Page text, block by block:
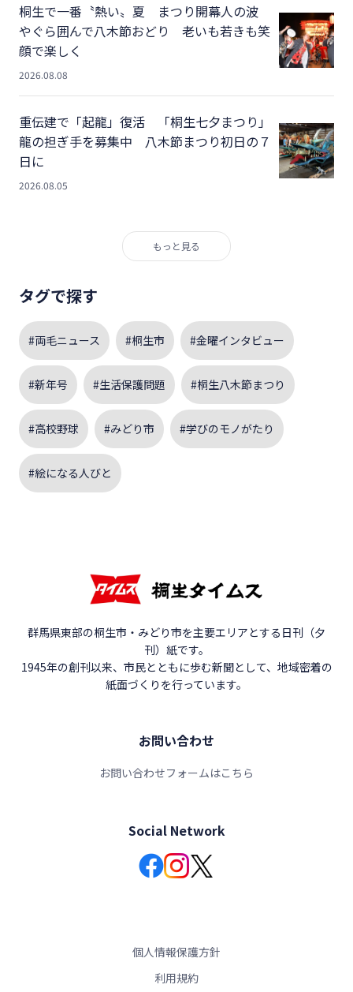
桐生で一番〝熱い〟夏 まつり開幕人の波
やぐら囲んで八木節おどり 老いも若きも笑
顔で楽しく
2026.08.08
重伝建で「起龍」復活 「桐生七夕まつり」
龍の担ぎ手を募集中 八木節まつり初日の７
日に
2026.08.05
もっと見る
タグで探す
#両毛ニュース #桐生市 #金曜インタビュー
#新年号 #生活保護問題 #桐生八木節まつり
#高校野球 #みどり市 #学びのモノがたり
#絵になる人びと
群馬県東部の桐生市・みどり市を主要エリアとする日刊（夕
刊）紙です。
1945年の創刊以来、市民とともに歩む新聞として、地域密着の
紙面づくりを行っています。
お問い合わせ
お問い合わせフォームはこちら
Social Network
個人情報保護方針
利用規約